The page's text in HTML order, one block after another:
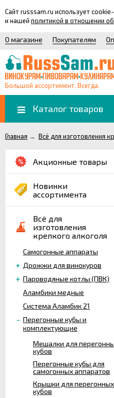
Сайт russsam.ru использует
и нашей политикой в отношении
О магазине Покупателям
Большой ассортимент. Всегда.
Каталог товаров
Главная → Всё для изготовления
Акционные товары
Новинки
ассортимента
Всё для
изготовления
крепкого алкоголя
Самогонные аппараты
Дрожжи для винокуров
Пароводяные котлы (ПВК)
Аламбики медные
Система Аламбик 21
Перегонные кубы и
комплектующие
Мешалки для
кубов
Перегонные кубы для
самогонных аппаратов
Крышки для перегонных
кубов